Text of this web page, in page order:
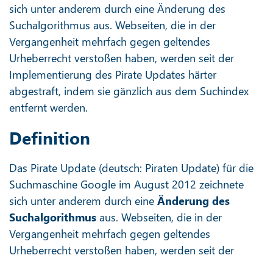
sich unter anderem durch eine Änderung des
Suchalgorithmus aus. Webseiten, die in der
Vergangenheit mehrfach gegen geltendes
Urheberrecht verstoßen haben, werden seit der
Implementierung des Pirate Updates härter
abgestraft, indem sie gänzlich aus dem Suchindex
entfernt werden.
Definition
Das Pirate Update (deutsch: Piraten Update) für die
Suchmaschine Google im August 2012 zeichnete
sich unter anderem durch eine Änderung des
Suchalgorithmus aus. Webseiten, die in der
Vergangenheit mehrfach gegen geltendes
Urheberrecht verstoßen haben, werden seit der